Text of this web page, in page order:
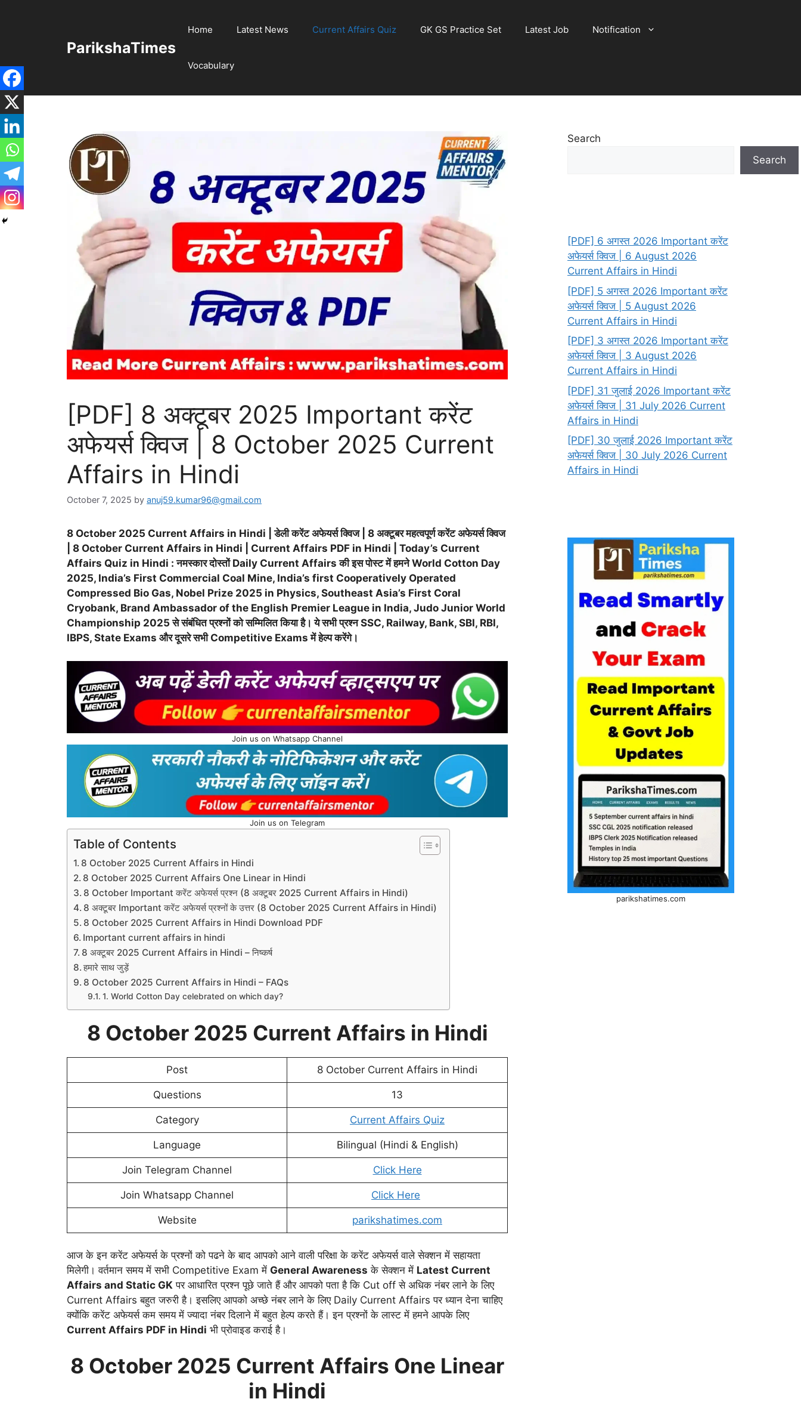
ParikshaTimes
Home Latest News Current Affairs Quiz GK GS Practice Set Latest Job Notification
Vocabulary
[PDF] 8 अक्टूबर 2025 Important करेंट
अफेयर्स क्विज | 8 October 2025 Current
Affairs in Hindi
October 7, 2025 by anuj59.kumar96@gmail.com
8 October 2025 Current Affairs in Hindi | डेली करेंट अफेयर्स क्विज | 8 अक्टूबर महत्वपूर्ण करेंट अफेयर्स क्विज
| 8 October Current Affairs in Hindi | Current Affairs PDF in Hindi | Today’s Current
Affairs Quiz in Hindi : नमस्कार दोस्तों Daily Current Affairs की इस पोस्ट में हमने World Cotton Day
2025, India’s First Commercial Coal Mine, India’s first Cooperatively Operated
Compressed Bio Gas, Nobel Prize 2025 in Physics, Southeast Asia’s First Coral
Cryobank, Brand Ambassador of the English Premier League in India, Judo Junior World
Championship 2025 से संबंधित प्रश्नों को सम्मिलित किया है। ये सभी प्रश्न SSC, Railway, Bank, SBI, RBI,
IBPS, State Exams और दूसरे सभी Competitive Exams में हेल्प करेंगे।
Join us on Whatsapp Channel
Join us on Telegram
Table of Contents
8 October 2025 Current Affairs in Hindi
8 October 2025 Current Affairs One Linear in Hindi
8 October Important करेंट अफेयर्स प्रश्न (8 अक्टूबर 2025 Current Affairs in Hindi)
8 अक्टूबर Important करेंट अफेयर्स प्रश्नों के उत्तर (8 October 2025 Current Affairs in Hindi)
8 October 2025 Current Affairs in Hindi Download PDF
Important current affairs in hindi
8 अक्टूबर 2025 Current Affairs in Hindi – निष्कर्ष
हमारे साथ जुड़ें
8 October 2025 Current Affairs in Hindi – FAQs
1. World Cotton Day celebrated on which day?
8 October 2025 Current Affairs in Hindi
Post 8 October Current Affairs in Hindi
Questions 13
Category Current Affairs Quiz
Language Bilingual (Hindi & English)
Join Telegram Channel Click Here
Join Whatsapp Channel Click Here
Website parikshatimes.com
आज के इन करेंट अफेयर्स के प्रश्नों को पढने के बाद आपको आने वाली परिक्षा के करेंट अफेयर्स वाले सेक्शन में सहायता
मिलेगी। वर्तमान समय में सभी Competitive Exam में General Awareness के सेक्शन में Latest Current
Affairs and Static GK पर आधारित प्रश्न पूछे जाते हैं और आपको पता है कि Cut off से अधिक नंबर लाने के लिए
Current Affairs बहुत जरुरी है। इसलिए आपको अच्छे नंबर लाने के लिए Daily Current Affairs पर ध्यान देना चाहिए
क्योंकि करेंट अफेयर्स कम समय में ज्यादा नंबर दिलाने में बहुत हेल्प करते हैं। इन प्रश्नों के लास्ट में हमने आपके लिए
Current Affairs PDF in Hindi भी प्रोवाइड कराई है।
8 October 2025 Current Affairs One Linear
in Hindi
Search
Search
[PDF] 6 अगस्त 2026 Important करेंट
अफेयर्स क्विज | 6 August 2026
Current Affairs in Hindi
[PDF] 5 अगस्त 2026 Important करेंट
अफेयर्स क्विज | 5 August 2026
Current Affairs in Hindi
[PDF] 3 अगस्त 2026 Important करेंट
अफेयर्स क्विज | 3 August 2026
Current Affairs in Hindi
[PDF] 31 जुलाई 2026 Important करेंट
अफेयर्स क्विज | 31 July 2026 Current
Affairs in Hindi
[PDF] 30 जुलाई 2026 Important करेंट
अफेयर्स क्विज | 30 July 2026 Current
Affairs in Hindi
parikshatimes.com